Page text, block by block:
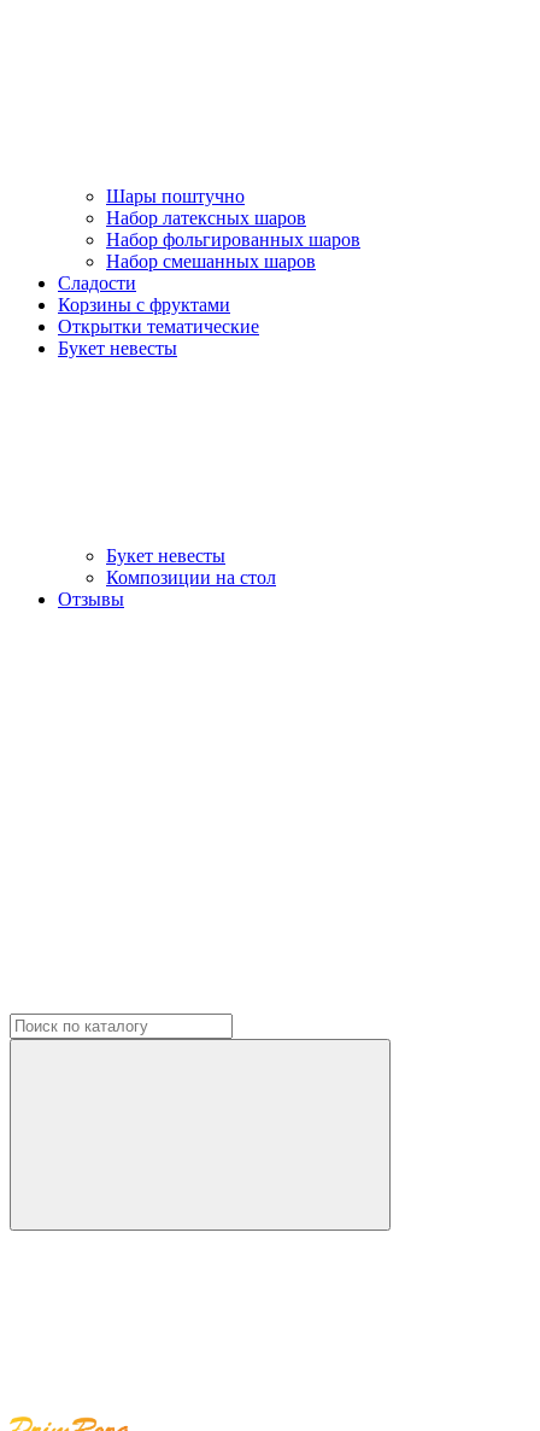
Шары поштучно
Набор латексных шаров
Набор фольгированных шаров
Набор смешанных шаров
Сладости
Корзины с фруктами
Открытки тематические
Букет невесты
Букет невесты
Композиции на стол
Отзывы